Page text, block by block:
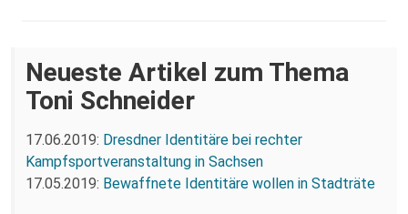
Neueste Artikel zum Thema
Toni Schneider
17.06.2019: Dresdner Identitäre bei rechter
Kampfsportveranstaltung in Sachsen
17.05.2019: Bewaffnete Identitäre wollen in Stadträte